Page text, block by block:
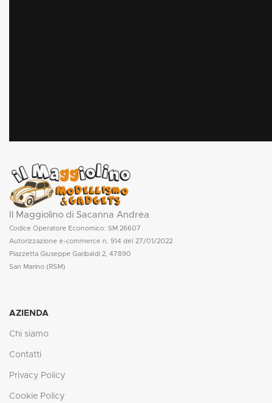
Il Maggiolino di Sacanna Andrea
Codice Operatore Economico: SM 26607
Autorizzazione e-commerce n. 914 del 27/01/2022
Piazzetta Giuseppe Garibaldi 2, 47890
San Marino (RSM)
AZIENDA
Chi siamo
Contatti
Privacy Policy
Cookie Policy